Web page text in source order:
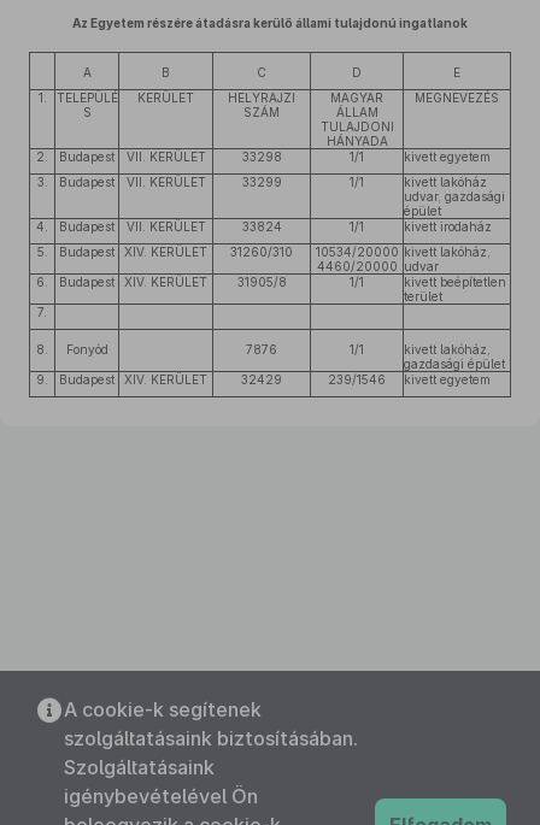
Az Egyetem részére átadásra kerülő állami tulajdonú ingatlanok
A B C D
E
1.
TELEPÜLÉ
S
KERÜLET
HELYRAJZI
SZÁM
MAGYAR
ÁLLAM
TULAJDONI
HÁNYADA
MEGNEVEZÉS
2. Budapest VII. KERÜLET 33298 1/1
kivett egyetem
3.
Budapest VII. KERÜLET 33299 1/1
kivett lakóház
udvar, gazdasági
épület
4.
Budapest VII. KERÜLET 33824 1/1
kivett irodaház
5.
Budapest XIV. KERÜLET 31260/310
10534/20000
4460/20000
kivett lakóház,
udvar
6.
Budapest XIV. KERÜLET 31905/8 1/1
kivett beépítetlen
terület
7.
8. Fonyód 7876 1/1
kivett lakóház,
gazdasági épület
9.
Budapest XIV. KERÜLET 32429 239/1546 kivett egyetem
A cookie-k segítenek
szolgáltatásaink biztosításában.
Szolgáltatásaink
igénybevételével Ön